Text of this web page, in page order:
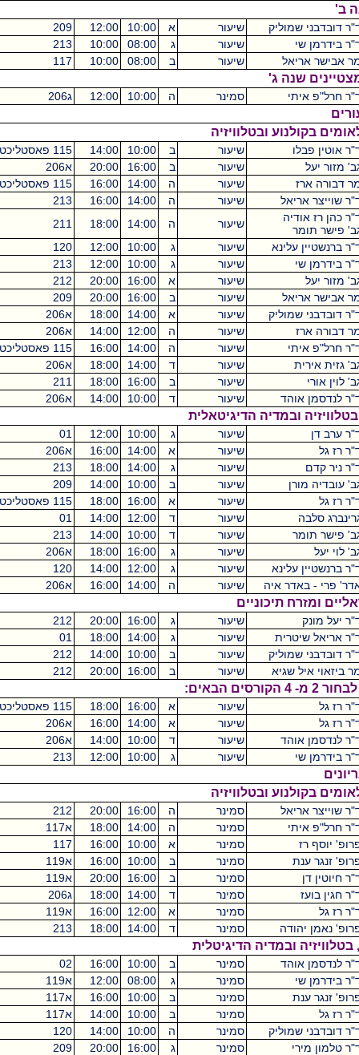
שיעור א 10:00
12:00
209 מכסיקו
שיעור
ג 08:00
10:00
213 מכסיקו
שיעור ב 08:00
10:00
117 מכסיקו
ג'
סמינר ה 10:00
12:00 ג206 מכסיקו
ובטלוויזיה
שיעור ב 10:00
14:00 115 פאסטליכט מכסיקו 2
שיעור
ב 16:00
20:00 א206 מכסיקו
שיעור
ה 14:00
16:00 115 פאסטליכט מכסיקו 2
שיעור ה 14:00
16:00
213 מכסיקו
שיעור ה 14:00
18:00
211 מכסיקו
שיעור ג 10:00
12:00
120 מכסיקו
שיעור
ג 10:00
12:00
213 מכסיקו
שיעור
א 16:00
20:00
212 מכסיקו
שיעור ב 16:00
20:00
209 מכסיקו
שיעור א 14:00
18:00 א206 מכסיקו
שיעור
ה 12:00
14:00 א206 מכסיקו
שיעור ה 14:00
16:00 115 פאסטליכט מכסיקו 2
שיעור
ד 14:00
18:00 א206 מכסיקו
שיעור
ב 16:00
18:00
211 מכסיקו
שיעור ד 10:00
14:00 א206 מכסיקו
הדיגיטאלית
שיעור ג 10:00
12:00
01 קיקואין
א 14:00
16:00 א206 מכסיקו
שיעור
ג 14:00
18:00
213 מכסיקו
שיעור ב 10:00
14:00
209 מכסיקו
א 16:00
18:00 115 פאסטליכט מכסיקו 2
שיעור
ד 12:00
14:00
01 קיקואין
שיעור
ד 10:00
14:00
213 מכסיקו
ג 16:00
18:00 א206 מכסיקו
שיעור ג 12:00
14:00
120 מכסיקו
איה
שיעור ה 14:00
16:00 א206 מכסיקו
שיעור ג 16:00
20:00
212 מכסיקו
שיעור ג 14:00
18:00
01 קיקואין
שיעור ב 10:00
14:00
212 מכסיקו
שיעור ב 16:00
20:00
212 מכסיקו
א 16:00
18:00 115 פאסטליכט מכסיקו 2
א 14:00
16:00 א206 מכסיקו
שיעור ד 10:00
14:00 א206 מכסיקו
שיעור
ג 10:00
12:00
213 מכסיקו
ובטלוויזיה
סמינר ה 16:00
20:00
212 מכסיקו
סמינר ה 14:00
18:00 א117 מכסיקו
סמינר
א 10:00
16:00
117 מכסיקו
סמינר
ב 10:00
16:00 א119 מכסיקו
סמינר
ב 16:00
20:00 א119 מכסיקו
סמינר
ד 14:00
18:00 ג206 מכסיקו
א 12:00
16:00 א119 מכסיקו
סמינר ד 14:00
18:00
213 מכסיקו
הדיגיטלית
סמינר ב 10:00
16:00
02 קיקואין
סמינר
ג 08:00
12:00 א119 מכסיקו
סמינר
ב 10:00
16:00 א117 מכסיקו
ב 10:00
14:00 א117 מכסיקו
סמינר ה 10:00
14:00
120 מכסיקו
סמינר
ג 16:00
20:00
209 מכסיקו